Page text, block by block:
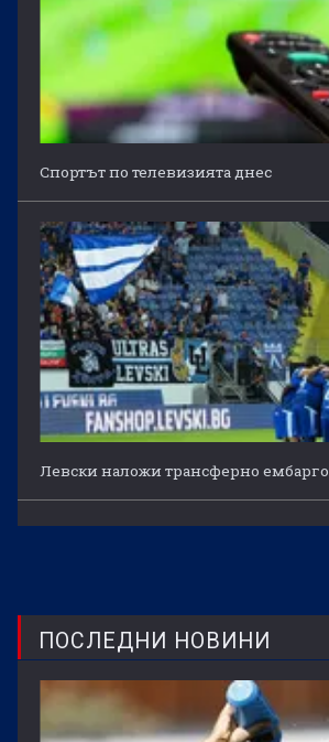
Спортът по телевизията днес
Левски наложи трансферно ембарго
ПОСЛЕДНИ НОВИНИ